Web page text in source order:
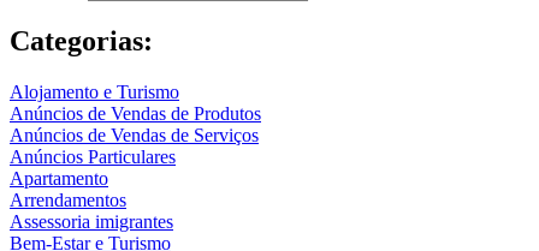
Categorias:
Alojamento e Turismo
Anúncios de Vendas de Produtos
Anúncios de Vendas de Serviços
Anúncios Particulares
Apartamento
Arrendamentos
Assessoria imigrantes
Bem-Estar e Turismo